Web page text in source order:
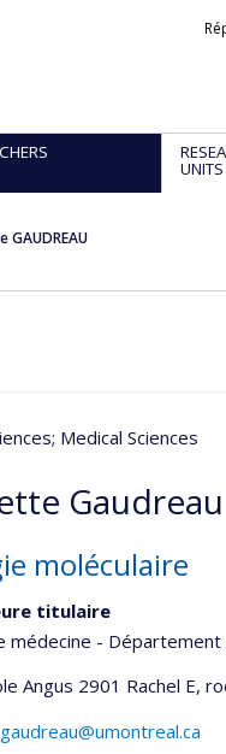
UNITS
GAUDREAU
; Medical Sciences
Gaudreau
moléculaire
titulaire
médecine -
Angus 2901 Rachel E,